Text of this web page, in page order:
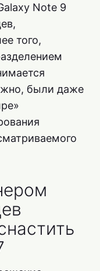
Note 9
того,
были даже